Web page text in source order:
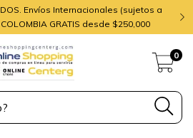
Envíos Internacionales (sujetos a
GRATIS desde $250,000
0